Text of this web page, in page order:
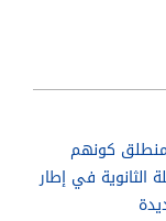
كونهم
الثانوية في إطار